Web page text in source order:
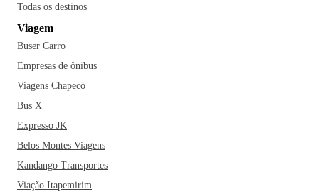
Todas os destinos
Viagem
Buser Carro
Empresas de ônibus
Viagens Chapecó
Bus X
Expresso JK
Belos Montes Viagens
Kandango Transportes
Viação Itapemirim